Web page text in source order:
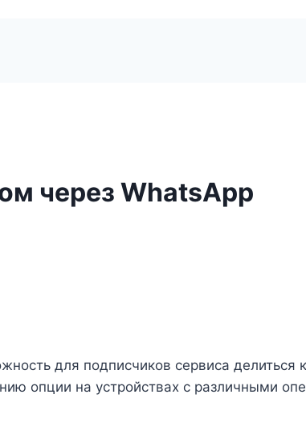
через WhatsApp
для подписчиков сервиса
опции на устройствах с различными